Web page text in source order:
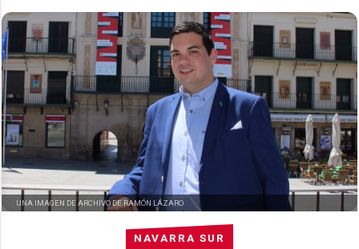
NAVARRA SUR
UNA IMAGEN DE ARCHIVO DE RAMÓN LÁZARO